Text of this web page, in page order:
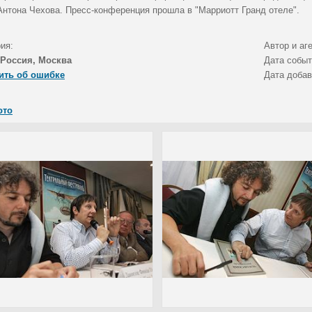
Чехова. Пресс-конференция прошла в "Марриотт Гранд отеле".
Автор и
Россия, Москва
Дата
об ошибке
Дата